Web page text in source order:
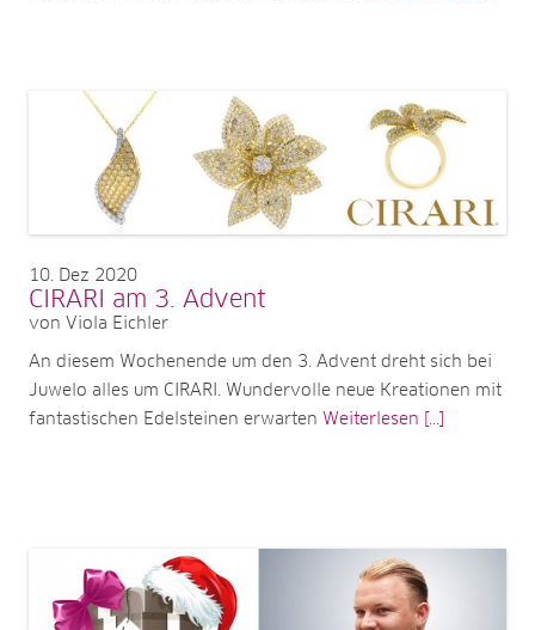
10 Dez 2020
CIRARI am 3. Advent
von Viola Eichler
An diesem Wochenende um den 3. Advent dreht sich bei
Juwelo alles um CIRARI. Wundervolle neue Kreationen mit
fantastischen Edelsteinen erwarten Weiterlesen [...]